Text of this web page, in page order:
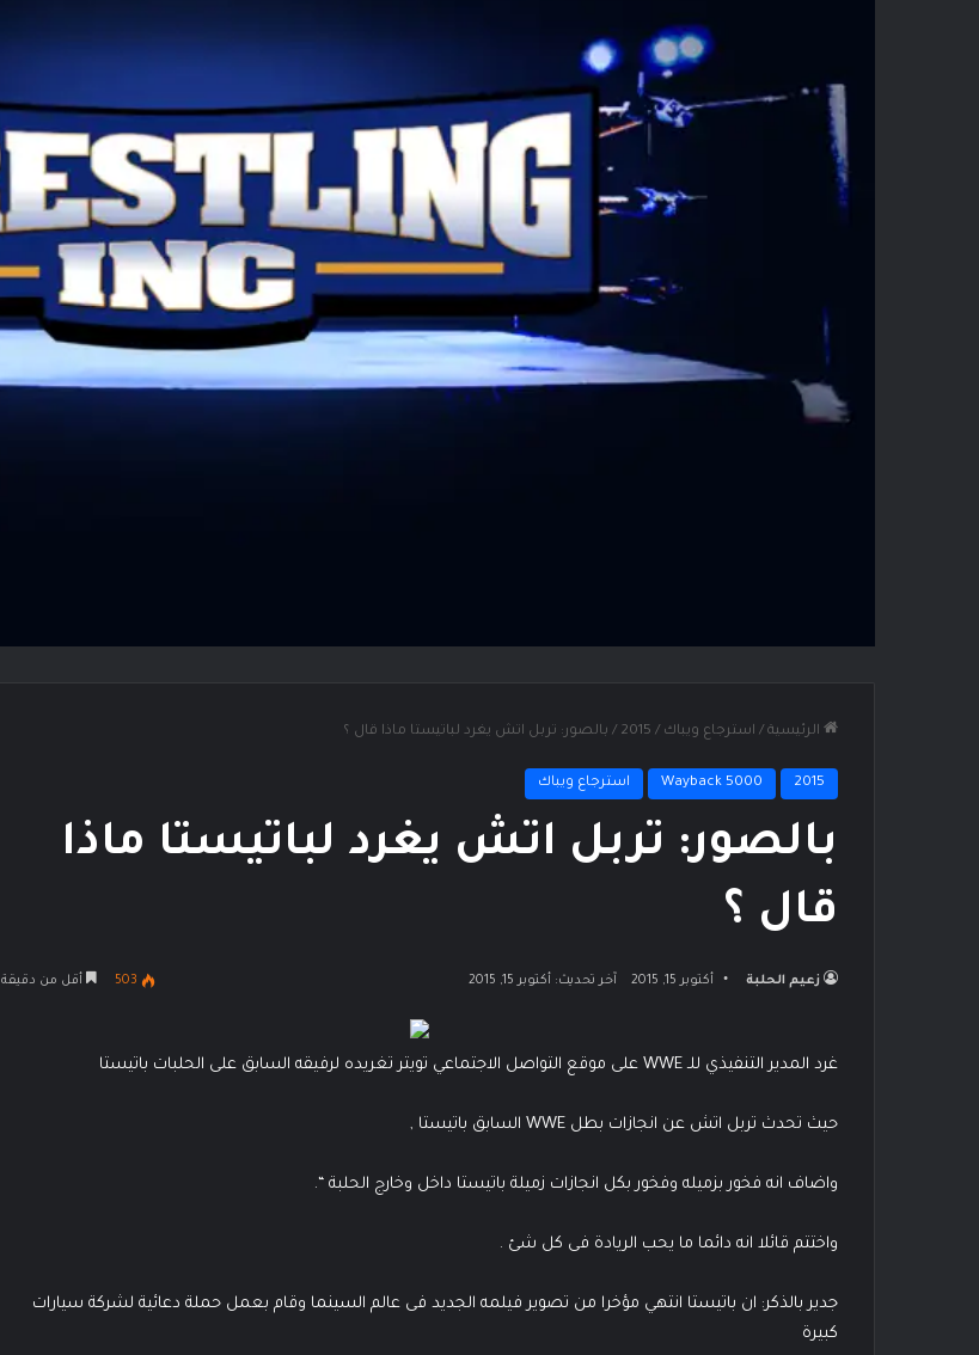
الرئيسية / استرجاع ويباك /
2015
/ بالصور: تربل اتش يغرد لباتيستا ماذا قال ؟
2015
Wayback 5000 استرجاع ويباك
بالصور: تربل اتش يغرد لباتيستا ماذا
قال ؟
زعيم الحلبة أكتوبر 15, 2015 آخر تحديث: أكتوبر 15, 2015 503 أقل من دقيقة
غرد المدير التنفيذي للـ WWE على موقع التواصل الاجتماعي تويتر تغريده لرفيقه السابق على الحلبات باتيستا
حيث تحدث تربل اتش عن انجازات بطل WWE السابق باتيستا ,
واضاف انه فخور بزميله وفخور بكل انجازات زميلة باتيستا داخل وخارج الحلبة “.
واختتم قائلا انه دائما ما يحب الريادة فى كل شئ .
جدير بالذكر: ان باتيستا انتهي مؤخرا من تصوير فيلمه الجديد فى عالم السينما وقام بعمل حملة دعائية لشركة سيارات
كبيرة